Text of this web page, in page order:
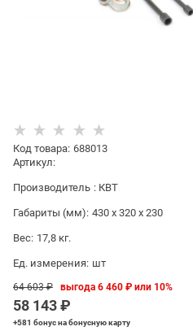
Код товара: 688013
Артикул:
Производитель : КВТ
Габариты (мм): 430 x 320 x 230
Вес: 17,8 кг.
Ед. измерения: шт
64 603 ₽
58 143 ₽
выгода6 460 ₽ или 10%
+581 бонусна бонусную карту